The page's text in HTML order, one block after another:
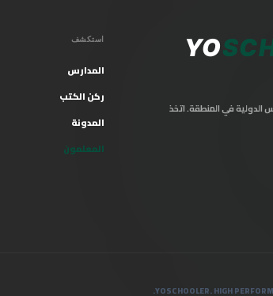
YO
الدولية في المنطقة. اتخذ
استكشف
المدارس
ركن الكتب
المدونة
المعلمون